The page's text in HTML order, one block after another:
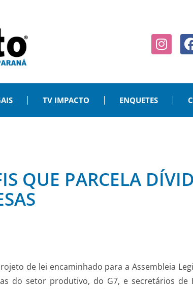
TV IMPACTO ENQUETES
QUE PARCELA
de lei encaminhado para a Assembleia
do setor produtivo, do G7, e secretários de